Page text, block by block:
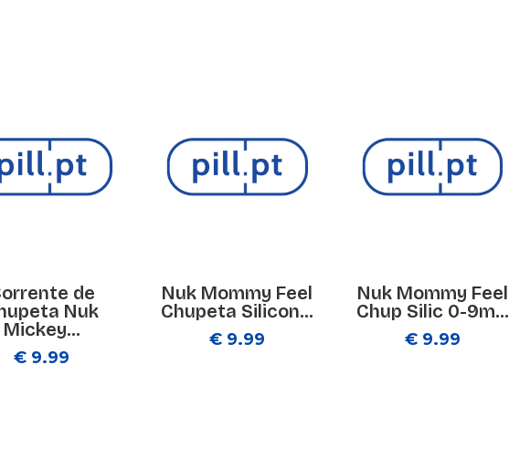
de
Nuk
Mickey...
€ 9.99
Nuk Mommy Feel
Chupeta Silicon...
€ 9.99
Nuk Mommy Feel
Chup Silic 0-9m...
€ 9.99